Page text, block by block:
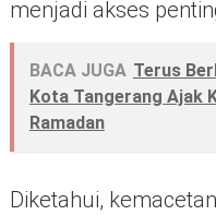
menjadi akses
BACA JUGA Terus
Kota Tangerang Ajak
Ramadan
Diketahui,